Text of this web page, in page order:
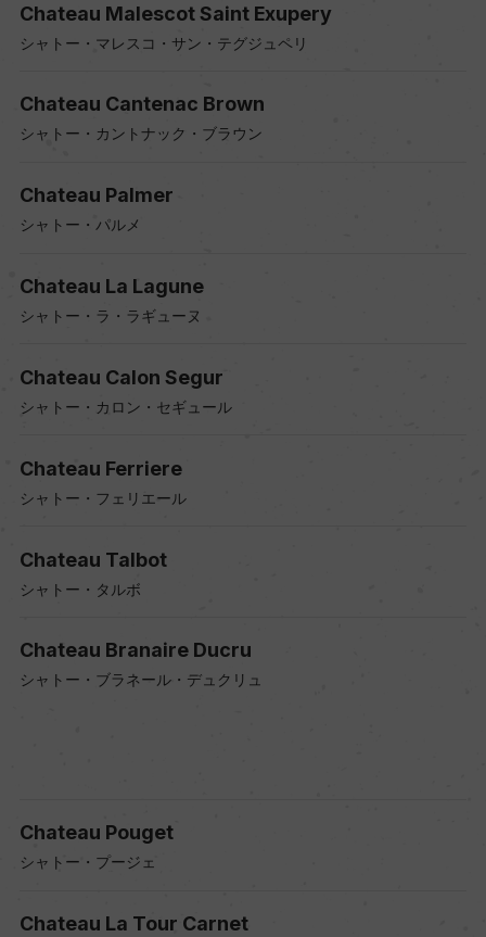
Chateau Malescot Saint Exupery
シャトー・マレスコ・サン・テグジュペリ
Chateau Cantenac Brown
シャトー・カントナック・ブラウン
Chateau Palmer
シャトー・パルメ
Chateau La Lagune
シャトー・ラ・ラギューヌ
Chateau Calon Segur
シャトー・カロン・セギュール
Chateau Ferriere
シャトー・フェリエール
Chateau Talbot
シャトー・タルボ
Chateau Branaire Ducru
シャトー・ブラネール・デュクリュ
Chateau Pouget
シャトー・プージェ
Chateau La Tour Carnet